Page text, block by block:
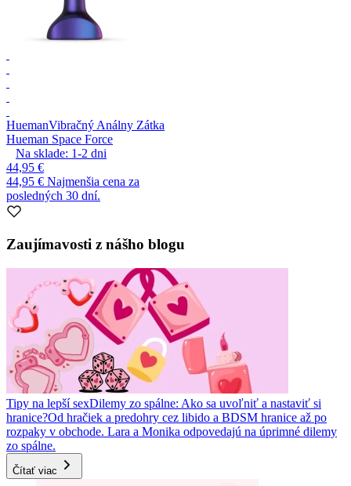
HuemanVibračný Análny Zátka
Hueman Space Force
Na sklade: 1-2 dni
44,95 €
44,95 € Najmenšia cena za
posledných 30 dní.
Zaujímavosti z nášho blogu
Tipy na lepší sexDilemy zo spálne: Ako sa uvoľniť a nastaviť si
hranice?Od hračiek a predohry cez libido a BDSM hranice až po
rozpaky v obchode. Lara a Monika odpovedajú na úprimné dilemy
zo spálne.
Čítať viac